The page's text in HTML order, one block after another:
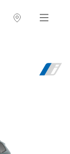
Navigation